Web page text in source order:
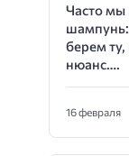
Часто мы
шампунь:
берем
нюанс….
16 февраля